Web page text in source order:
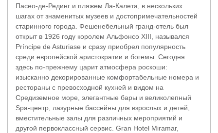
Пасео-де-Рединг и пляжем Ла-Калета, в нескольких
шагах от знаменитых музеев и достопримечательностей
старинного города. Фешенебельный гранд-отель был
открыт в 1926 году королем Альфонсо XIII, назывался
Príncipe de Asturiase и сразу приобрел популярность
среди европейской аристократии и богемы. Сегодня
здесь по-прежнему царит атмосфера роскоши:
изысканно декорированные комфортабельные номера и
рестораны с превосходной кухней и видом на
Средиземное море, элегантные бары и великолепный
Spa-центр, лазурные бассейны для взрослых и детей,
вместительные залы для различных мероприятий и
другой первоклассный сервис. Gran Hotel Miramar,